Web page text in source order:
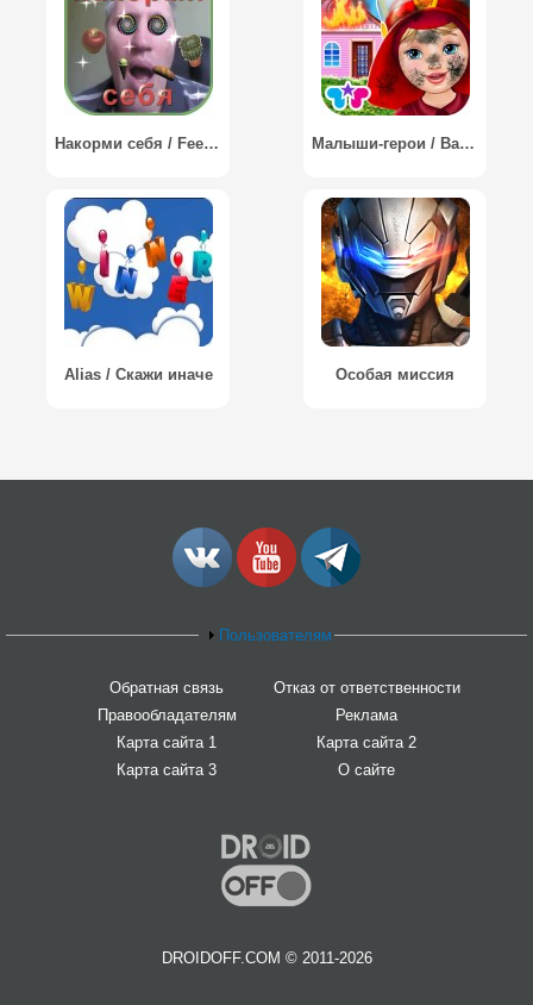
Накорми себя / Feed yourself Малыши-герои / Baby Heroes
Alias / Скажи иначе Особая миссия
Пользователям
Обратная связь
Отказ от ответственности
Правообладателям
Реклама
Карта сайта 1
Карта сайта 2
Карта сайта 3
О сайте
DROIDOFF.COM © 2011-2026